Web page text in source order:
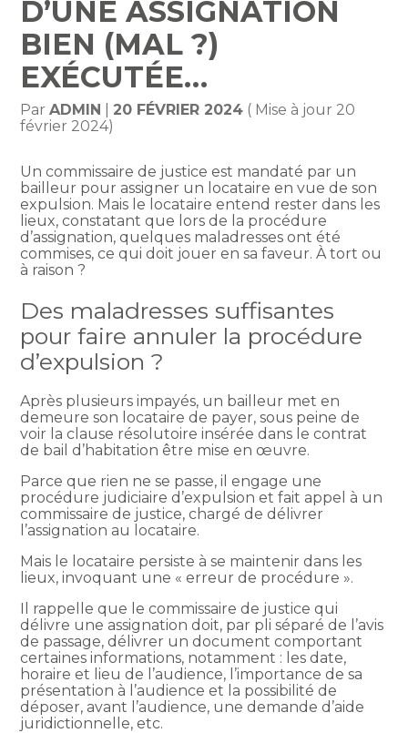
D’UNE ASSIGNATION
BIEN (MAL ?)
EXÉCUTÉE…
ParADMIN 20 FÉVRIER 2024 ( Mise à jour 20
février 2024)
Un commissaire de justice est mandaté par un
bailleur pour assigner un locataire en vue de son
expulsion. Mais le locataire entend rester dans les
lieux, constatant que lors de la procédure
d’assignation, quelques maladresses ont été
commises, ce qui doit jouer en sa faveur. À tort ou
à raison ?
Des maladresses suffisantes
pour faire annuler la procédure
d’expulsion ?
Après plusieurs impayés, un bailleur met en
demeure son locataire de payer, sous peine de
voir la clause résolutoire insérée dans le contrat
de bail d’habitation être mise en œuvre.
Parce que rien ne se passe, il engage une
procédure judiciaire d’expulsion et fait appel à un
commissaire de justice, chargé de délivrer
l’assignation au locataire.
Mais le locataire persiste à se maintenir dans les
lieux, invoquant une « erreur de procédure ».
Il rappelle que le commissaire de justice qui
délivre une assignation doit, par pli séparé de l’avis
de passage, délivrer un document comportant
certaines informations, notamment : les date,
horaire et lieu de l’audience, l’importance de sa
présentation à l’audience et la possibilité de
déposer, avant l’audience, une demande d’aide
juridictionnelle, etc.